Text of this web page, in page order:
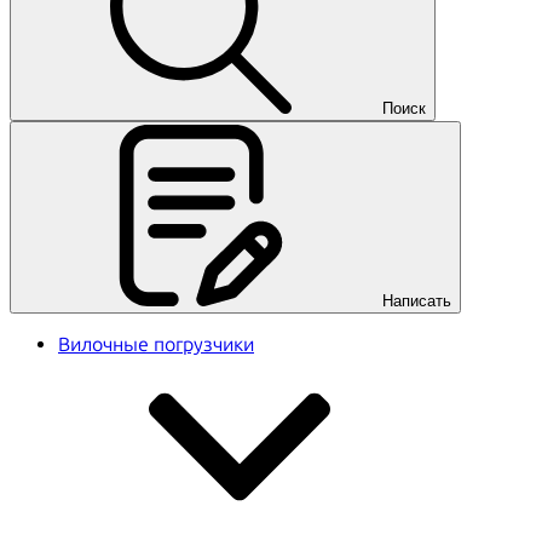
Поиск
Написать
Вилочные погрузчики